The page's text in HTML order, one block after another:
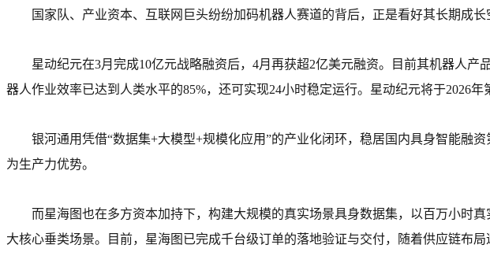
国家队、产业资本、互联网巨头纷纷加码机器人赛道的背后，正是看好其长期成长
星动纪元在3月完成10亿元战略融资后，4月再获超2亿美元融资。目前其机器人
器人作业效率已达到人类水平的85%，还可实现24小时稳定运行。星动纪元将于2026
银河通用凭借“数据集+大模型+规模化应用”的产业化闭环，稳居国内具身智能融
为生产力优势。
而星海图也在多方资本加持下，构建大规模的真实场景具身数据集，以百万小时
大核心垂类场景。目前，星海图已完成千台级订单的落地验证与交付，随着供应链布